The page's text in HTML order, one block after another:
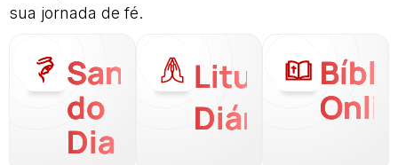
sua jornada de fé.
Santo
do
Dia
Liturgia
Diária